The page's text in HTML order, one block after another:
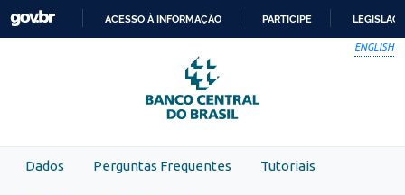
Skip to main content
PARA
O
CONTEÚDO
ACESSO À INFORMAÇÃO PARTICIPE
ENGLISH
Dados Perguntas Frequentes Tutoriais